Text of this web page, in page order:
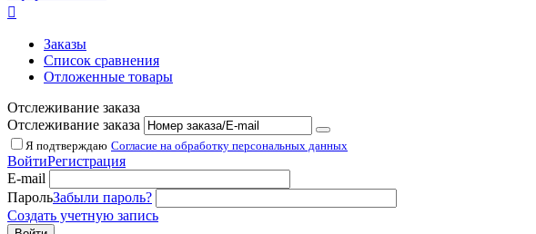

Заказы
Список сравнения
Отложенные товары
Отслеживание заказа
Отслеживание заказа
Я подтверждаю Согласие на обработку персональных данных
ВойтиРегистрация
E-mail
ПарольЗабыли пароль?
Создать учетную запись